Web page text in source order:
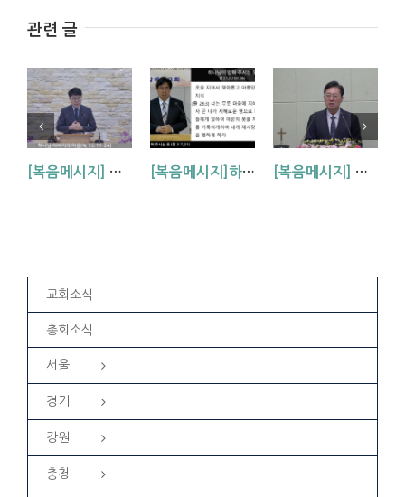
관련 글
[복음메시지] 하나님 아버지의 마음 (눅15:11~24) [복음메시지]하나님이 입혀주시는 옷 (창 3:7,21) [복음메시지] 엘리야 때(사도시대)처럼 (왕하 2:1-14)
교회소식
총회소식
서울
경기
강원
충청